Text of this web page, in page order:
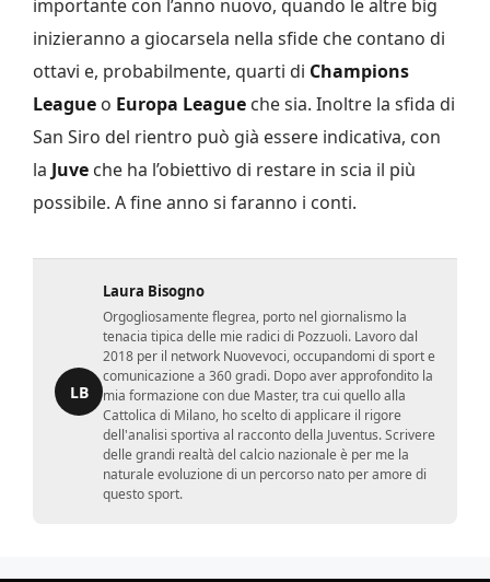
importante con l’anno nuovo, quando le altre big
inizieranno a giocarsela nella sfide che contano di
ottavi e, probabilmente, quarti di Champions
League o Europa League che sia. Inoltre la sfida di
San Siro del rientro può già essere indicativa, con
la Juve che ha l’obiettivo di restare in scia il più
possibile. A fine anno si faranno i conti.
LB
Laura Bisogno
Orgogliosamente flegrea, porto nel giornalismo la
tenacia tipica delle mie radici di Pozzuoli. Lavoro dal
2018 per il network Nuovevoci, occupandomi di sport e
comunicazione a 360 gradi. Dopo aver approfondito la
mia formazione con due Master, tra cui quello alla
Cattolica di Milano, ho scelto di applicare il rigore
dell'analisi sportiva al racconto della Juventus. Scrivere
delle grandi realtà del calcio nazionale è per me la
naturale evoluzione di un percorso nato per amore di
questo sport.